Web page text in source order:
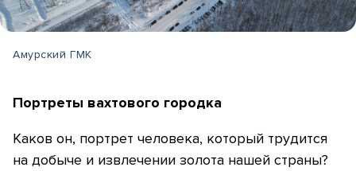
Амурский ГМК
Портреты вахтового городка
Каков он, портрет человека, который трудится
на добыче и извлечении золота нашей страны?